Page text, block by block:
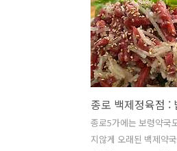
종로5가에는 보령약국
지않게 오래된 백제약